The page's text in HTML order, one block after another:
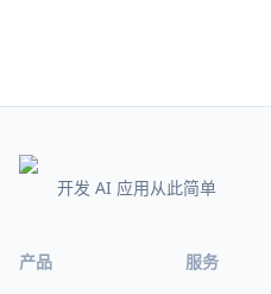
开发 AI 应用从此简单
产品
服务